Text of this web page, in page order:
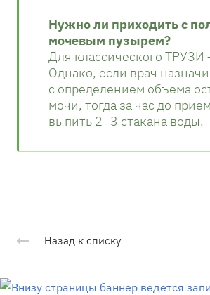
Нужно ли приходить с
мочевым пузырем?
Для классического ТРУЗИ
Однако, если врач
с определением объема
мочи, тогда за час до
выпить 2–3 стакана воды.
Назад к списку